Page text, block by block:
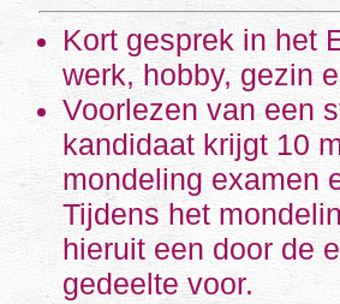
Kort gesprek in het
werk, hobby, gezin
Voorlezen van een
kandidaat krijgt 10
mondeling examen
Tijdens het
hieruit een door de
gedeelte voor.